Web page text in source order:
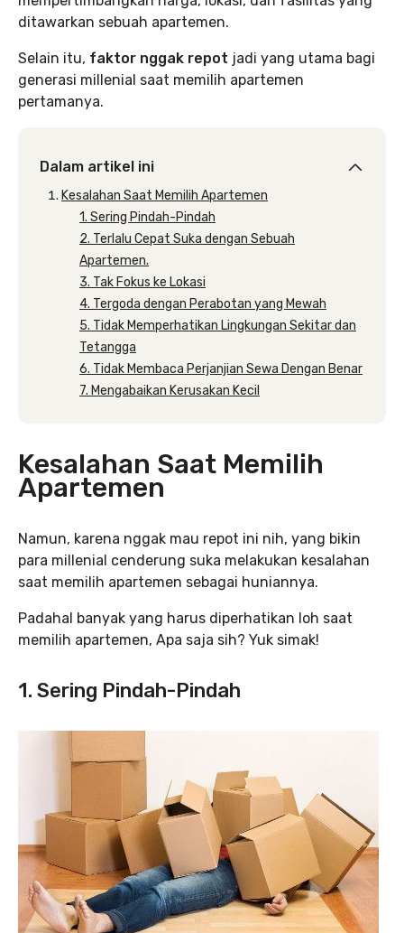
ditawarkan sebuah apartemen.
Selain itu, faktor nggak repot jadi yang utama bagi
generasi millenial saat memilih apartemen
pertamanya.
Dalam artikel ini
Kesalahan Saat Memilih Apartemen
1. Sering Pindah-Pindah
2. Terlalu Cepat Suka dengan Sebuah
Apartemen.
3. Tak Fokus ke Lokasi
4. Tergoda dengan Perabotan yang Mewah
5. Tidak Memperhatikan Lingkungan Sekitar dan
Tetangga
6. Tidak Membaca Perjanjian Sewa Dengan Benar
7. Mengabaikan Kerusakan Kecil
Kesalahan Saat Memilih
Apartemen
Namun, karena nggak mau repot ini nih, yang bikin
para millenial cenderung suka melakukan kesalahan
saat memilih apartemen sebagai huniannya.
Padahal banyak yang harus diperhatikan loh saat
memilih apartemen, Apa saja sih? Yuk simak!
1. Sering Pindah-Pindah